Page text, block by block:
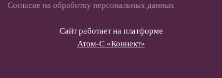
Согласие на обработку персональных данных
Сайт работает на платформе
Атом-С «Коннект»